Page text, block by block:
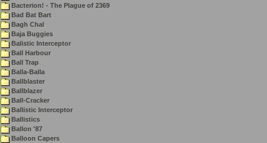
Bacterion! - The Plague of 2369
Bad Bat Bart
Bagh Chal
Baja Buggies
Balistic Interceptor
Ball Harbour
Ball Trap
Balla-Balla
Ballblaster
Ballblazer
Ball-Cracker
Ballistic Interceptor
Ballistics
Ballon '87
Balloon Capers